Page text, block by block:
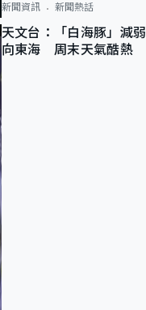
新聞資訊 新聞熱話
天文台：「白海豚」減
向東海 周末天氣酷熱